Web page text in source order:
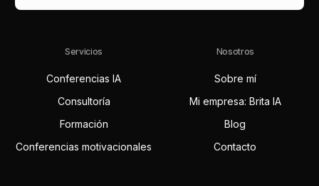
Servicios
Conferencias IA
Consultoría
Formación
Conferencias motivacionales
Nosotros
Sobre mí
Mi empresa: Brita IA
Blog
Contacto